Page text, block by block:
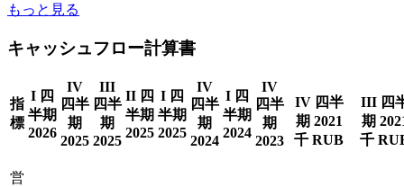
もっと見る
キャッシュフロー計算書
指
標
I 四
半期
2026
IV
四半
期
2025
III
四半
期
2025
II 四
半期
2025
I 四
半期
2025
IV
四半
期
2024
I 四
半期
2024
IV
四半
期
2023
IV 四半
期 2021
千 RUB
III 四
期
千
営